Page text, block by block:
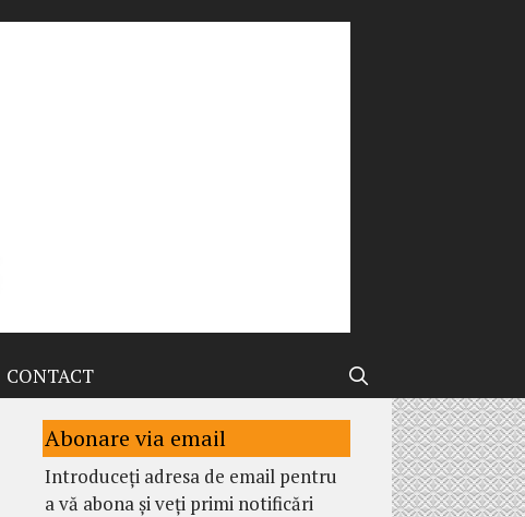
CONTACT
Abonare via email
Introduceți adresa de email pentru
a vă abona și veți primi notificări